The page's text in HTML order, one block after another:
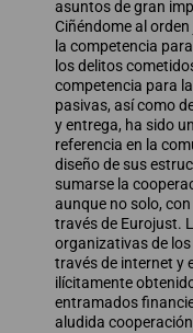
asuntos de gran
Ciñéndome al
la competencia
los delitos
competencia para
pasivas, así como
y entrega, ha sido
referencia en la
diseño de sus
sumarse la
aunque no solo,
través de Eurojust.
organizativas de
través de internet y
ilícitamente
entramados
aludida